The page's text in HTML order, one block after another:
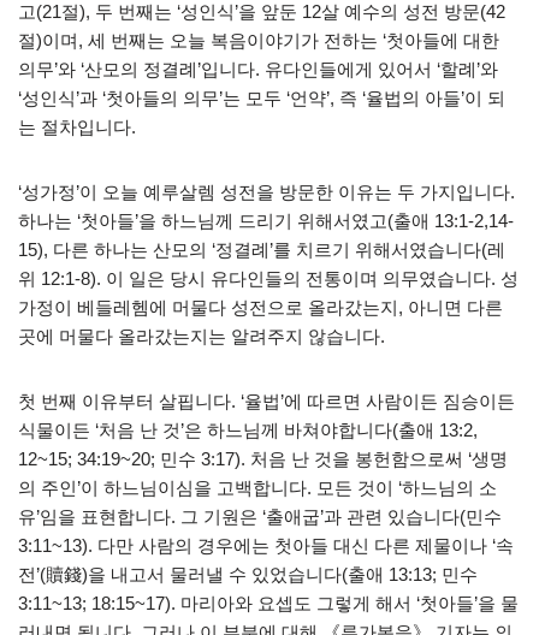
고(21절), 두 번째는 ‘성인식’을 앞둔 12살 예수의 성전 방문(42
절)이며, 세 번째는 오늘 복음이야기가 전하는 ‘첫아들에 대한
의무’와 ‘산모의 정결례’입니다. 유다인들에게 있어서 ‘할례’와
‘성인식’과 ‘첫아들의 의무’는 모두 ‘언약’, 즉 ‘율법의 아들’이 되
는 절차입니다.
‘성가정’이 오늘 예루살렘 성전을 방문한 이유는 두 가지입니다.
하나는 ‘첫아들’을 하느님께 드리기 위해서였고(출애 13:1-2,14-
15), 다른 하나는 산모의 ‘정결례’를 치르기 위해서였습니다(레
위 12:1-8). 이 일은 당시 유다인들의 전통이며 의무였습니다. 성
가정이 베들레헴에 머물다 성전으로 올라갔는지, 아니면 다른
곳에 머물다 올라갔는지는 알려주지 않습니다.
첫 번째 이유부터 살핍니다. ‘율법’에 따르면 사람이든 짐승이든
식물이든 ‘처음 난 것’은 하느님께 바쳐야합니다(출애 13:2,
12~15; 34:19~20; 민수 3:17). 처음 난 것을 봉헌함으로써 ‘생명
의 주인’이 하느님이심을 고백합니다. 모든 것이 ‘하느님의 소
유’임을 표현합니다. 그 기원은 ‘출애굽’과 관련 있습니다(민수
3:11~13). 다만 사람의 경우에는 첫아들 대신 다른 제물이나 ‘속
전’(贖錢)을 내고서 물러낼 수 있었습니다(출애 13:13; 민수
3:11~13; 18:15~17). 마리아와 요셉도 그렇게 해서 ‘첫아들’을 물